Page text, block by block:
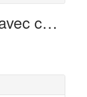
0 appartement avec cuisine US en vente dans le Haut-Rhin (68)